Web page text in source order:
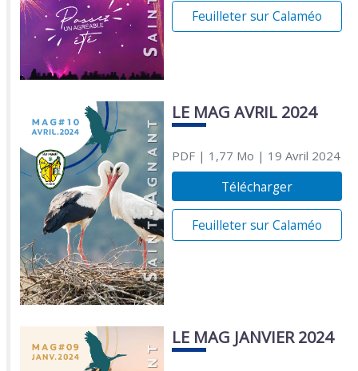
Feuilleter sur Calaméo
LE MAG AVRIL 2024
PDF| 1,77 Mo | 19 Avril 2024
Télécharger
Feuilleter sur Calaméo
LE MAG JANVIER 2024